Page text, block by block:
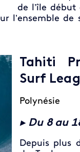
de l’île début
l’ensemble de
Tahiti
Surf
Polynésie
► Du 8 au
Depuis plus